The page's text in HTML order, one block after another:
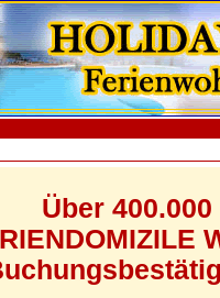
Über